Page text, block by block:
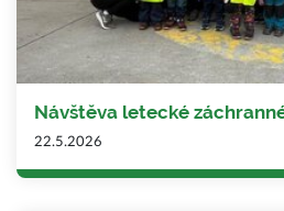
Návštěva letecké
22.5.2026